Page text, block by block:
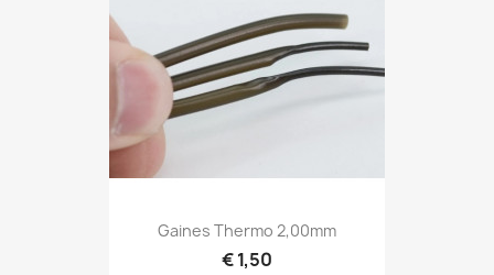
Gaines Thermo 2,00mm
€ 1,50